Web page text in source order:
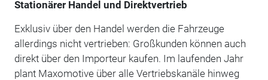
Stationärer Handel und Direktvertrieb
Exklusiv über den Handel werden die Fahrzeuge
allerdings nicht vertrieben: Großkunden können auch
direkt über den Importeur kaufen. Im laufenden Jahr
plant Maxomotive über alle Vertriebskanäle hinweg